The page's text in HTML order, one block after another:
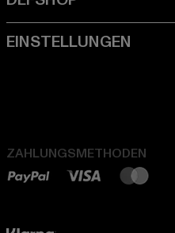
ZAHLUNGSMETHODEN